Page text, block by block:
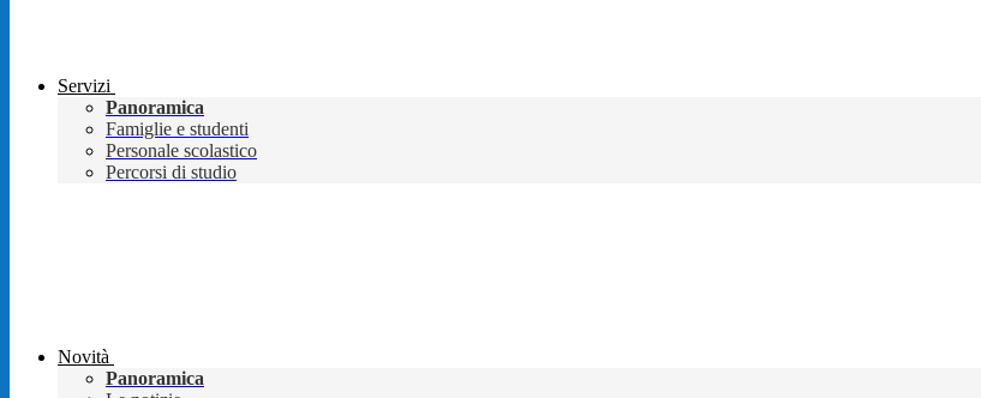
Servizi
Panoramica
Famiglie e studenti
Personale scolastico
Percorsi di studio
Novità
Panoramica